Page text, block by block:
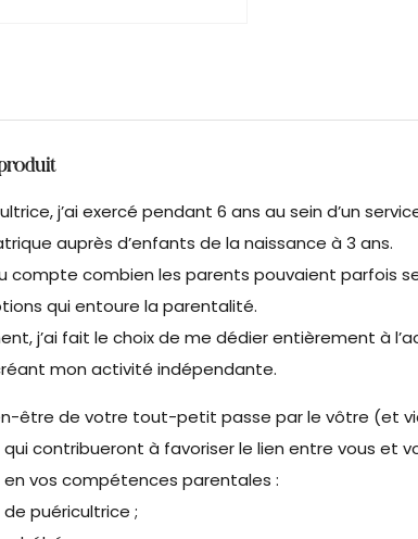
j’ai exercé pendant 6 ans au sein d’un
auprès d’enfants de la naissance à 3 ans.
compte combien les parents pouvaient parfois
qui entoure la parentalité.
j’ai fait le choix de me dédier entièrement à
mon activité indépendante.
être de votre tout-petit passe par le vôtre (et
contribueront à favoriser le lien entre vous
vos compétences parentales :
puéricultrice ;